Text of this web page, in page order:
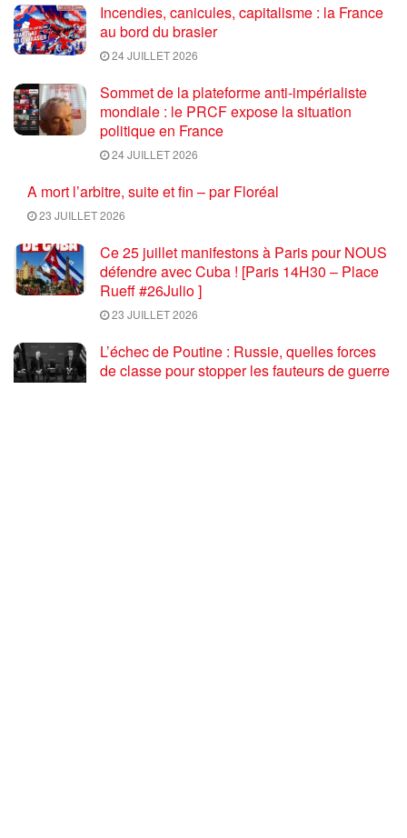
Incendies, canicules, capitalisme : la France
au bord du brasier
24 JUILLET 2026
Sommet de la plateforme anti-impérialiste
mondiale : le PRCF expose la situation
politique en France
24 JUILLET 2026
A mort l’arbitre, suite et fin – par Floréal
23 JUILLET 2026
Ce 25 juillet manifestons à Paris pour NOUS
défendre avec Cuba ! [Paris 14H30 – Place
Rueff #26Julio ]
23 JUILLET 2026
L’échec de Poutine : Russie, quelles forces
de classe pour stopper les fauteurs de guerre